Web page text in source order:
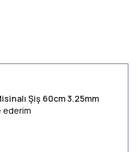
Şiş 60cm 3.25mm
ederim